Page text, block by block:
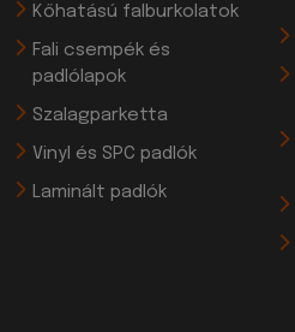
Kőhatású falburkolatok
Fali csempék és
padlólapok
Szalagparketta
Vinyl és SPC padlók
Laminált padlók